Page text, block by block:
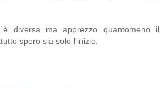
diversa ma apprezzo quantomeno il
spero sia solo l'inizio.